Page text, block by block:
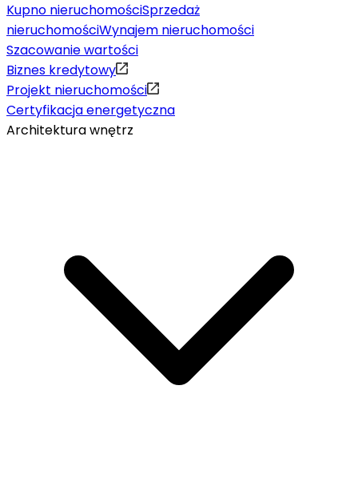
Kupno nieruchomościSprzedaż
nieruchomościWynajem nieruchomości
Szacowanie wartości
Biznes kredytowy
Projekt nieruchomości
Certyfikacja energetyczna
Architektura wnętrz